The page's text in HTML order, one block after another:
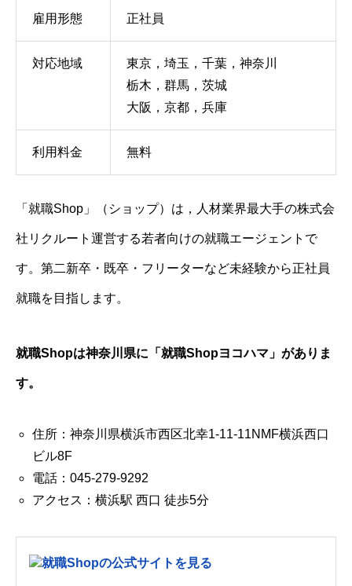
雇用形態 正社員
対応地域
東京，埼玉，千葉，神奈川
栃木，群馬，茨城
大阪，京都，兵庫
利用料金 無料
「就職Shop」（ショップ）は，人材業界最大手の株式会
社リクルート運営する若者向けの就職エージェントで
す。第二新卒・既卒・フリーターなど未経験から正社員
就職を目指します。
就職Shopは神奈川県に「就職Shopヨコハマ」がありま
す。
住所：神奈川県横浜市西区北幸1-11-11NMF横浜西口
ビル8F
電話：045-279-9292
アクセス：横浜駅 西口 徒歩5分
就職Shopの公式サイトを見る